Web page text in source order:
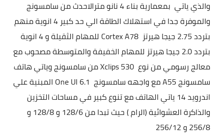
والذي ياتي
بمعمارية بناء 4 نانو مترالاحدث من سامسونج
والموفرة جدا في استهلاك الطاقة الي حد كبير 4 انوية منهم
بتردد 2.75 جيجا هيرتز
Cortex A78
للمهام الثقيلة و 4 انوية
بتردد 2.0 جيجا هيرتز للمهام الخفيفة والمتوسطة مصحوب مع
معالج رسومي من نوع Xclips 530من سامسونج وياتي هاتف
سامسونجA55مع واجهه سامسونج One UI 6.1 المبنية علي
اندرويد 14 ياتي الهاتف مع تنوع كبير في مساحات التخزين
والذاكرة العشوائية (الرام ) حيث تبدا من 128/6 و 128/8 و
256/8 و 256/12